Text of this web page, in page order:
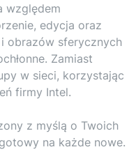
względem
edycja oraz
obrazów sferycznych
Zamiast
w sieci, korzystając
firmy Intel.
z myślą o Twoich
na każde nowe.